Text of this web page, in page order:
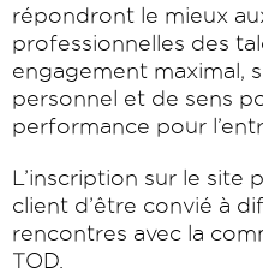
répondront le mieux
professionnelles des
engagement maximal,
personnel et de sens
performance pour
L’inscription sur le site
client d’être convié à
rencontres avec la
TOD.